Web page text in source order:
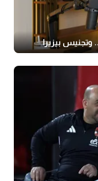
وتجنيس بيزيرا